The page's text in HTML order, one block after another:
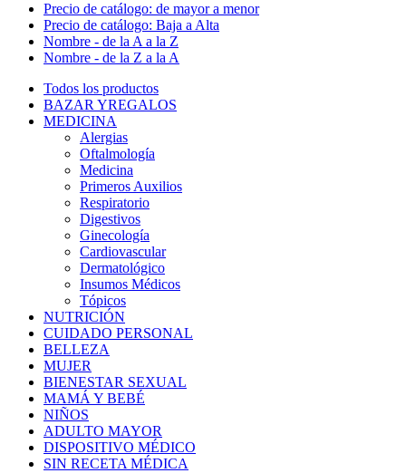
Precio de catálogo: de mayor a menor
Precio de catálogo: Baja a Alta
Nombre - de la A a la Z
Nombre - de la Z a la A
Todos los productos
BAZAR YREGALOS
MEDICINA
Alergias
Oftalmología
Medicina
Primeros Auxilios
Respiratorio
Digestivos
Ginecología
Cardiovascular
Dermatológico
Insumos Médicos
Tópicos
NUTRICIÓN
CUIDADO PERSONAL
BELLEZA
MUJER
BIENESTAR SEXUAL
MAMÁ Y BEBÉ
NIÑOS
ADULTO MAYOR
DISPOSITIVO MÉDICO
SIN RECETA MÉDICA